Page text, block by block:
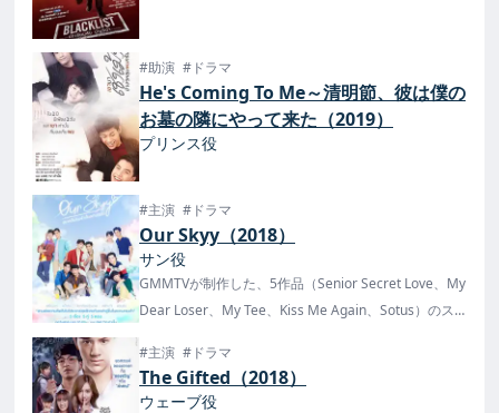
#助演 #ドラマ
He's Coming To Me～清明節、彼は僕の
お墓の隣にやって来た（2019）
プリンス役
#主演 #ドラマ
Our Skyy（2018）
サン役
GMMTVが制作した、5作品（Senior Secret Love、My
Dear Loser、My Tee、Kiss Me Again、Sotus）のス
2021年3月31日にDVDセットが発売！
#主演 #ドラマ
The Gifted（2018）
ウェーブ役